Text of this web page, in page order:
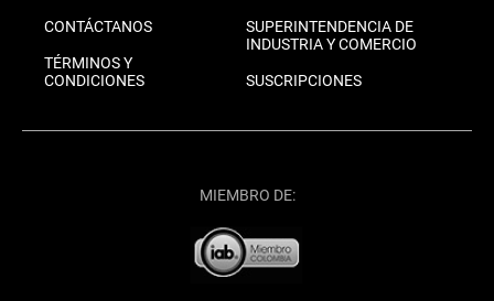
CONTÁCTANOS
TÉRMINOS Y
CONDICIONES
SUPERINTENDENCIA DE
INDUSTRIA Y COMERCIO
SUSCRIPCIONES
MIEMBRO DE: